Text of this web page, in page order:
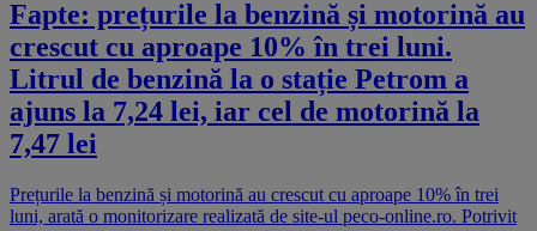
Fapte: prețurile la benzină și motorină au
crescut cu aproape 10% în trei luni.
Litrul de benzină la o stație Petrom a
ajuns la 7,24 lei, iar cel de motorină la
7,47 lei
Prețurile la benzină și motorină au crescut cu aproape 10% în trei
luni, arată o monitorizare realizată de site-ul peco-online.ro. Potrivit